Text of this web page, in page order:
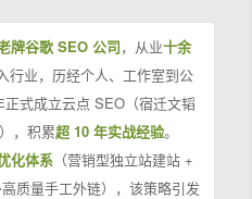
牌谷歌 SEO 公司，从业十余
行业，历经个人、工作室到公
式成立云点 SEO（宿迁文韬
，积累超 10 年实战经验。
化体系（营销型独立站建站 +
质量手工外链），该策略引发